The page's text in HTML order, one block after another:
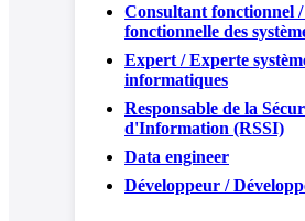
Consultant fonctionnel
fonctionnelle des
Expert / Experte
informatiques
Responsable de la
d'Information (RSSI)
Data engineer
Développeur /